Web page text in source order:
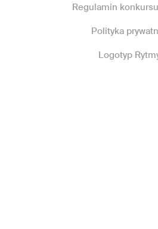
Regulamin
Polityka
Logotyp